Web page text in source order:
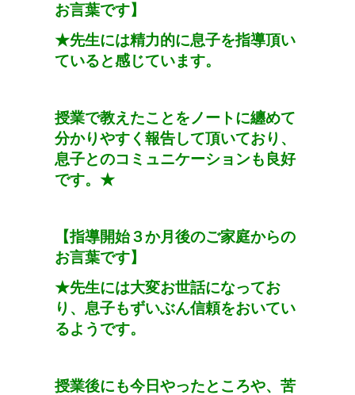
お言葉です】
★先生には精力的に息子を指導頂い
ていると感じています。
授業で教えたことをノートに纏めて
分かりやすく報告して頂いており、
息子とのコミュニケーションも良好
です。 ★
【指導開始３か月後のご家庭からの
お言葉です】
★先生には大変お世話になってお
り、息子もずいぶん信頼をおいてい
るようです。
授業後にも今日やったところや、苦